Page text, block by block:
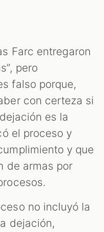
Farc entregaron
pero
falso porque,
con certeza si
es la
el proceso y
y que
de armas por
no incluyó la
dejación,